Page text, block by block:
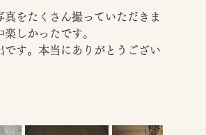
真をたくさん撮っていただきま
楽しかったです。
です。本当にありがとうござい